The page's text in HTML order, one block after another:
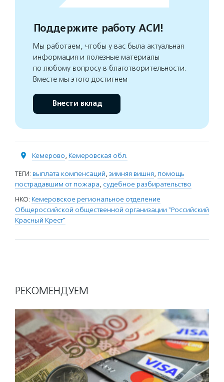
Поддержите работу АСИ!
Мы работаем, чтобы у вас была актуальная
информация и полезные материалы
по любому вопросу в благотворительности.
Вместе мы этого достигнем
Внести вклад
Кемерово, Кемеровская обл.
ТЕГИ: выплата компенсаций, зимняя вишня, помощь
пострадавшим от пожара, судебное разбирательство
НКО: Кемеровское региональное отделение
Общероссийской общественной организации "Российский
Красный Крест"
РЕКОМЕНДУЕМ